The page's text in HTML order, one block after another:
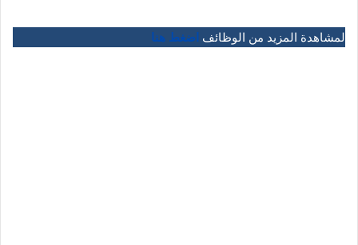
لمشاهدة المزيد من الوظائف اضغط هنا